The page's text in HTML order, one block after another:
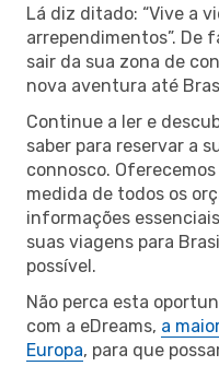
Lá diz ditado: “Vive a
arrependimentos”. De
sair da sua zona de
nova aventura até
Continue a ler e
saber para reservar a
connosco.
medida de todos os
informações
suas viagens para
possível.
Não perca esta
com a eDreams, a
Europa, para que